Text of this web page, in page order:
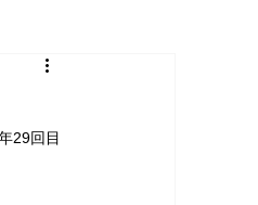
29回目